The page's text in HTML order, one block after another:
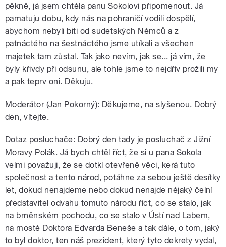
pěkně, já jsem chtěla panu Sokolovi připomenout. Já
pamatuju dobu, kdy nás na pohraničí vodili dospělí,
abychom nebyli biti od sudetských Němců a z
patnáctého na šestnáctého jsme utíkali a všechen
majetek tam zůstal. Tak jako nevím, jak se... já vím, že
byly křivdy při odsunu, ale tohle jsme to nejdřív prožili my
a pak teprv oni. Děkuju.
Moderátor (Jan Pokorný): Děkujeme, na slyšenou. Dobrý
den, vítejte.
Dotaz posluchače: Dobrý den tady je posluchač z Jižní
Moravy Polák. Já bych chtěl říct, že si u pana Sokola
velmi považuji, že se dotkl otevřeně věci, kerá tuto
společnost a tento národ, potáhne za sebou ještě desítky
let, dokud nenajdeme nebo dokud nenajde nějaký čelní
představitel odvahu tomuto národu říct, co se stalo, jak
na brněnském pochodu, co se stalo v Ústí nad Labem,
na mostě Doktora Edvarda Beneše a tak dále, o tom, jaký
to byl doktor, ten náš prezident, který tyto dekrety vydal,